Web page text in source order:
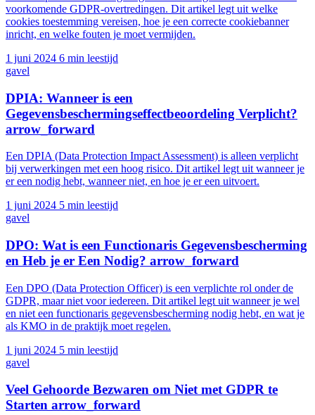
voorkomende GDPR-overtredingen. Dit artikel legt uit welke
cookies toestemming vereisen, hoe je een correcte cookiebanner
inricht, en welke fouten je moet vermijden.
1 juni 2024 6 min leestijd
gavel
DPIA: Wanneer is een
Gegevensbeschermingseffectbeoordeling Verplicht?
arrow_forward
Een DPIA (Data Protection Impact Assessment) is alleen verplicht
bij verwerkingen met een hoog risico. Dit artikel legt uit wanneer je
er een nodig hebt, wanneer niet, en hoe je er een uitvoert.
1 juni 2024 5 min leestijd
gavel
DPO: Wat is een Functionaris Gegevensbescherming
en Heb je er Een Nodig? arrow_forward
Een DPO (Data Protection Officer) is een verplichte rol onder de
GDPR, maar niet voor iedereen. Dit artikel legt uit wanneer je wel
en niet een functionaris gegevensbescherming nodig hebt, en wat je
als KMO in de praktijk moet regelen.
1 juni 2024 5 min leestijd
gavel
Veel Gehoorde Bezwaren om Niet met GDPR te
Starten arrow_forward